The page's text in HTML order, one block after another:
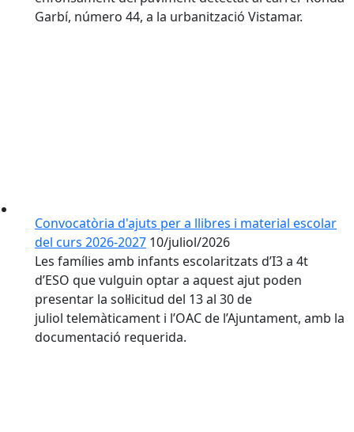
Garbí, número 44, a la urbanització Vistamar.
Convocatòria d'ajuts per a llibres i material escolar
del curs 2026-2027 10/juliol/2026
Les famílies amb infants escolaritzats d’I3 a 4t
d’ESO que vulguin optar a aquest ajut poden
presentar la sol·licitud del 13 al 30 de
juliol telemàticament i l’OAC de l’Ajuntament, amb la
documentació requerida.